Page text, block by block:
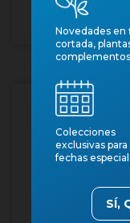
Producto fresco
Novedades en
cortada,
Colecciones
exclusivas para
fechas
SÍ,